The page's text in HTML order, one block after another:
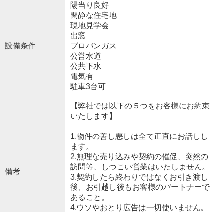
設備条件
陽当り良好
閑静な住宅地
現地見学会
出窓
プロパンガス
公営水道
公共下水
電気有
駐車3台可
備考
【弊社では以下の５つをお客様にお約束
いたします】
1.物件の善し悪しは全て正直にお話しし
ます。
2.無理な売り込みや契約の催促、突然の
訪問等、しつこい営業はいたしません。
3.契約したら終わりではなくお引き渡し
後、お引越し後もお客様のパートナーで
あること。
4.ウソやおとり広告は一切使いません。